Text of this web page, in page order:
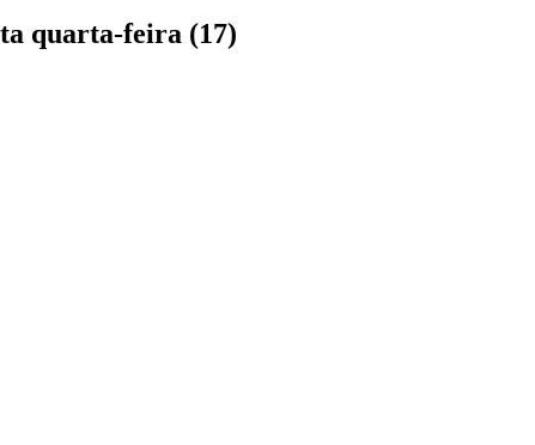
quarta-feira (17)